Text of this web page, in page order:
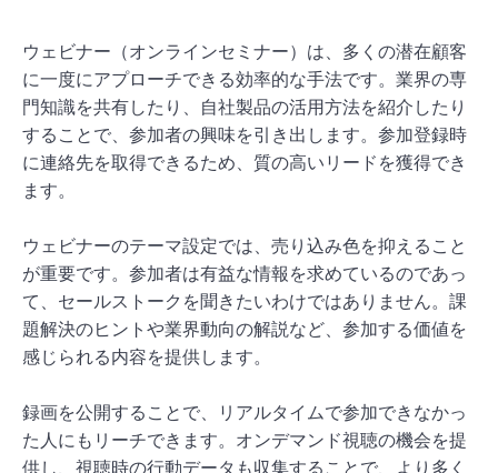
ウェビナー（オンラインセミナー）は、多くの潜在顧客
に一度にアプローチできる効率的な手法です。業界の専
門知識を共有したり、自社製品の活用方法を紹介したり
することで、参加者の興味を引き出します。参加登録時
に連絡先を取得できるため、質の高いリードを獲得でき
ます。
ウェビナーのテーマ設定では、売り込み色を抑えること
が重要です。参加者は有益な情報を求めているのであっ
て、セールストークを聞きたいわけではありません。課
題解決のヒントや業界動向の解説など、参加する価値を
感じられる内容を提供します。
録画を公開することで、リアルタイムで参加できなかっ
た人にもリーチできます。オンデマンド視聴の機会を提
供し、視聴時の行動データも収集することで、より多く